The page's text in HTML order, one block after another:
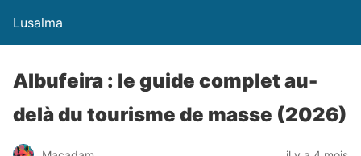
Lusalma
Albufeira : le guide complet au-
delà du tourisme de masse (2026)